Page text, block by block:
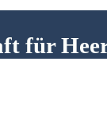
für